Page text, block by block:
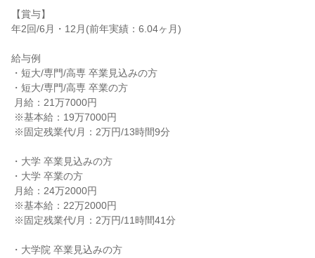
【賞与】
年2回/6月・12月(前年実績：6.04ヶ月)
給与例
・短大/専門/高専 卒業見込みの方
・短大/専門/高専 卒業の方
・大学 卒業見込みの方
・大学 卒業の方
・大学院 卒業見込みの方